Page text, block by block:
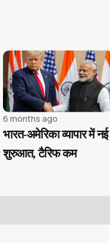
6 months ago
भारत-अमेरिका व्यापार में नई
शुरुआत, टैरिफ कम